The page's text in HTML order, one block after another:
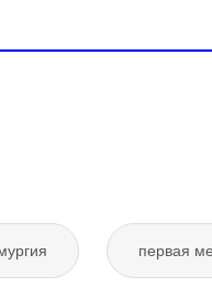
первая